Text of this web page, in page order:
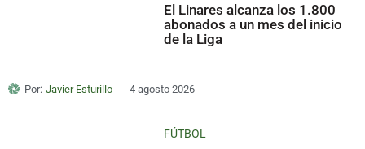
El Linares alcanza los 1.800
abonados a un mes del inicio
de la Liga
Por: Javier Esturillo 4 agosto 2026
FÚTBOL